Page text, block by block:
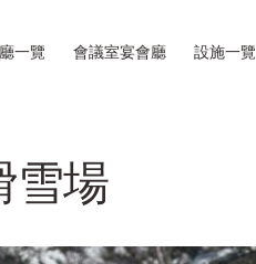
一覽 會議室宴會廳 設施一覽
雪場